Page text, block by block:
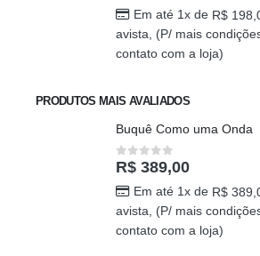
Em até 1x de R$
avista, (P/ mais
contato com a loja)
PRODUTOS MAIS AVALIADOS
Buquê Como uma Onda
0out of 5
R$ 389,00
Em até 1x de R$
avista, (P/ mais
contato com a loja)